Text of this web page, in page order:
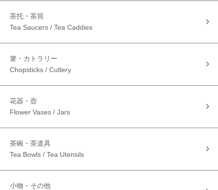
茶托・茶筒
Tea Saucers / Tea Caddies
箸・カトラリー
Chopsticks / Cutlery
花器・壺
Flower Vases / Jars
茶碗・茶道具
Tea Bowls / Tea Utensils
小物・その他